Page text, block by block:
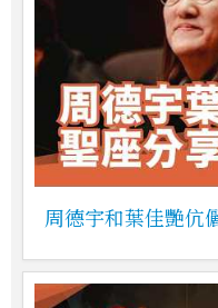
周德宇和葉佳艷伉